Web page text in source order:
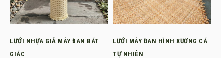
LƯỚI NHỰA GIẢ MÂY ĐAN BÁT
GIÁC
LƯỚI MÂY ĐAN HÌNH XƯƠNG CÁ
TỰ NHIÊN